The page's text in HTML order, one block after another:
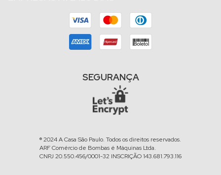
SEGURANÇA
® 2024 A Casa São Paulo. Todos os direitos reservados.
ARF Comércio de Bombas é Máquinas Ltda.
CNPJ 20.550.456/0001-32 INSCRIÇÃO 143.681.793.116